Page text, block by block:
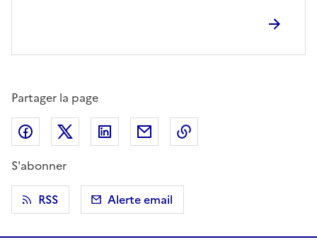
Partager la page
Partager sur Facebook
Partager sur X (anciennement Twitter)
Partager sur LinkedIn
Partager par email
S'abonner
RSS
Alerte email